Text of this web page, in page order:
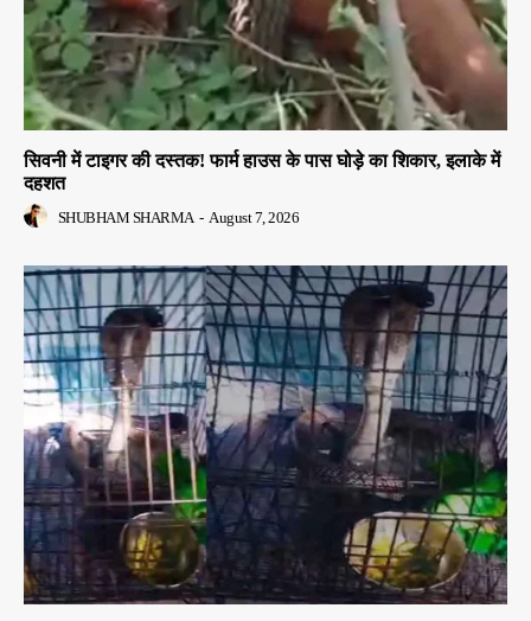
सिवनी में टाइगर की दस्तक! फार्म हाउस के पास घोड़े का शिकार, इलाके में
दहशत
SHUBHAM SHARMA - August 7, 2026